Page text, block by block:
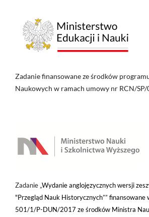
Zadanie finansowane ze środków
Naukowych w ramach umowy nr RCN/
Zadanie „Wydanie anglojęzycznych wersji
"Przegląd Nauk Historycznych”” finansowane
501/1/P-DUN/2017 ze środków Ministra